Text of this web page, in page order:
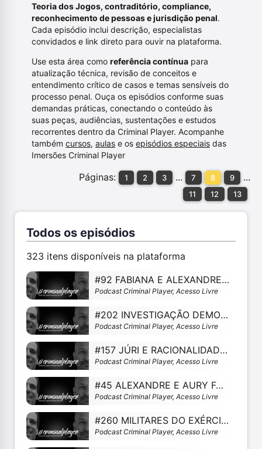
Teoria dos Jogos, contraditório, compliance,
reconhecimento de pessoas e jurisdição penal.
Cada episódio inclui descrição, especialistas
convidados e link direto para ouvir na plataforma.
Use esta área como referência contínua para
atualização técnica, revisão de conceitos e
entendimento crítico de casos e temas sensíveis do
processo penal. Ouça os episódios conforme suas
demandas práticas, conectando o conteúdo às
suas peças, audiências, sustentações e estudos
recorrentes dentro da Criminal Player. Acompanhe
também cursos, aulas e os episódios especiais das
Imersões Criminal Player
Páginas: 1 2 3 ... 7 8 9 ...
11 12 13
Todos os episódios
323 itens disponíveis na plataforma
#92 FABIANA E ALEXANDRE FALAM SOBRE TRIBUNAL DO JÚRI E TEORIA DOS JOGOS
Podcast Criminal Player, Acesso Livre
#202 INVESTIGAÇÃO DEMOCRÁTICA COM MARCIO ALBERTO
Podcast Criminal Player, Acesso Livre
#157 JÚRI E RACIONALIDADE DA DECISÃO DOS JURADOS COM MARCELLA MASCARENHAS NARDELLI
Podcast Criminal Player, Acesso Livre
#45 ALEXANDRE E AURY FALAM SOBRE A IMPORTÂNCIA DA INVESTIGAÇÃO DEFENSIVA
Podcast Criminal Player, Acesso Livre
#260 MILITARES DO EXÉRCITO CONDENADOS NO RIO
Podcast Criminal Player, Acesso Livre